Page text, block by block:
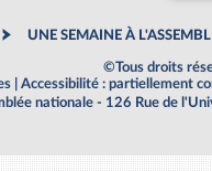
UNE SEMAINE À
©Tous droits
Accessibilité : partiellement
nationale - 126 Rue de